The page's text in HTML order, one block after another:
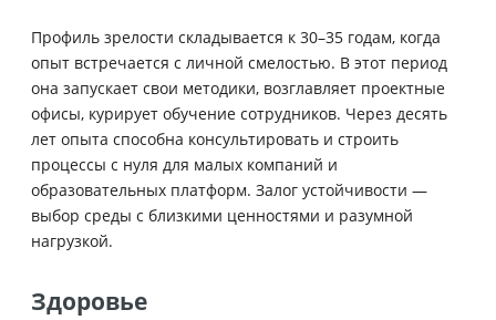
Профиль зрелости складывается к 30–35 годам, когда
опыт встречается с личной смелостью. В этот период
она запускает свои методики, возглавляет проектные
офисы, курирует обучение сотрудников. Через десять
лет опыта способна консультировать и строить
процессы с нуля для малых компаний и
образовательных платформ. Залог устойчивости —
выбор среды с близкими ценностями и разумной
нагрузкой.
Здоровье